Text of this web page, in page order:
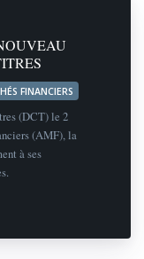
FINANCIERS
(DCT) le 2
(AMF), la
à ses